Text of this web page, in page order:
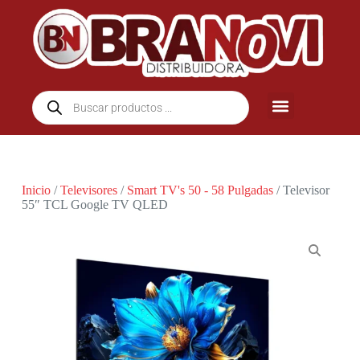
Inicio/Televisores/ Smart TV's 50 - 58 Pulgadas/ Televisor
55″ TCL Google TV QLED